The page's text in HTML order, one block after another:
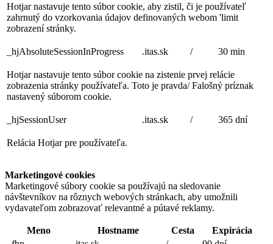
Hotjar nastavuje tento súbor cookie, aby zistil, či je používateľ
zahrnutý do vzorkovania údajov definovaných webom 'limit
zobrazení stránky.
_hjAbsoluteSessionInProgress .itas.sk / 30 min
Hotjar nastavuje tento súbor cookie na zistenie prvej relácie
zobrazenia stránky používateľa. Toto je pravda/ Falošný príznak
nastavený súborom cookie.
_hjSessionUser .itas.sk / 365 dní
Relácia Hotjar pre používateľa.
Marketingové cookies
Marketingové súbory cookie sa používajú na sledovanie
návštevníkov na rôznych webových stránkach, aby umožnili
vydavateľom zobrazovať relevantné a pútavé reklamy.
Meno Hostname Cesta
Expirácia